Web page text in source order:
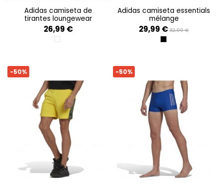
adidas camiseta de
tirantes loungewear
26,99 €
WHITE/BLACK
adidas camiseta essentials
mélange
29,99 € 32,99 €
BLACK/BLCKME
-50% -50%